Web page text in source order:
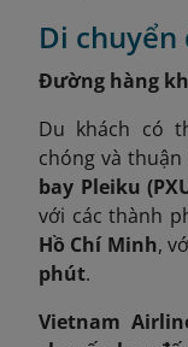
Di chuyển
Đường hàng
Du khách có
chóng và
bay Pleiku
với các thành
Hồ Chí Minh,
phút.
Vietnam